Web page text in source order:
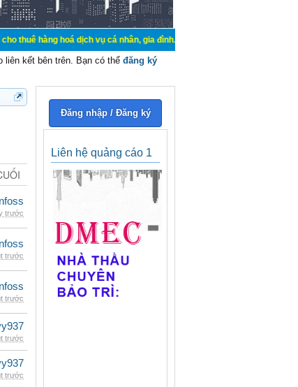
hoá dịch vụ cá nhân, gia đình. Mua bán, ký gửi, cho thuê thiết bị hệ
liên kết bên trên. Bạn có thể đăng ký
trước
trước
trước
trước
trước
Đăng nhập / Đăng ký
Liên hệ quảng cáo 1